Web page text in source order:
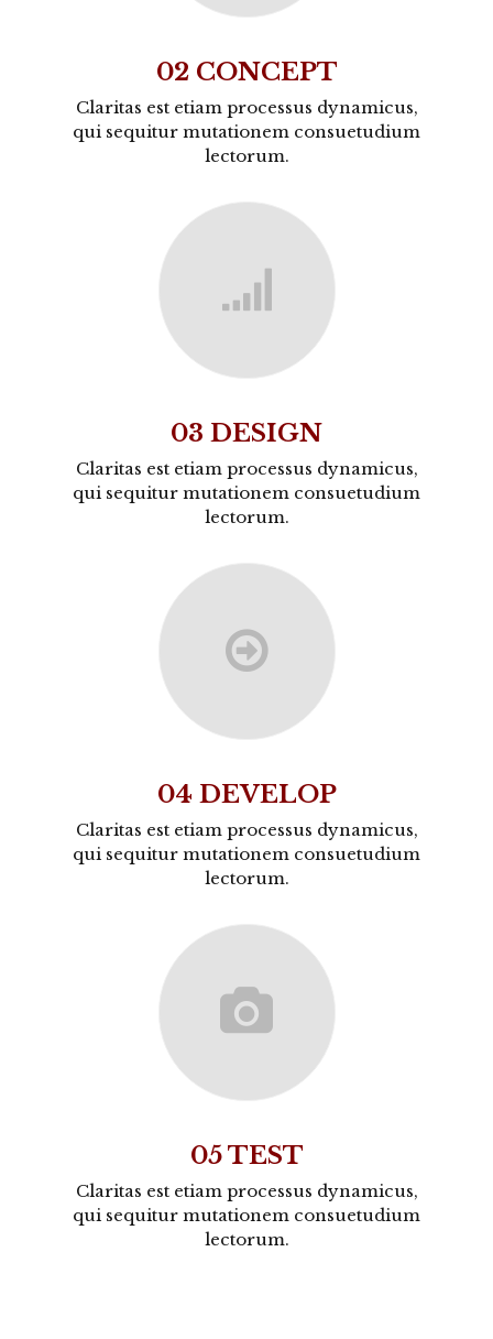
02 CONCEPT
Claritas est etiam processus dynamicus,
qui sequitur mutationem consuetudium
lectorum.
03 DESIGN
Claritas est etiam processus dynamicus,
qui sequitur mutationem consuetudium
lectorum.
04 DEVELOP
Claritas est etiam processus dynamicus,
qui sequitur mutationem consuetudium
lectorum.
05 TEST
Claritas est etiam processus dynamicus,
qui sequitur mutationem consuetudium
lectorum.